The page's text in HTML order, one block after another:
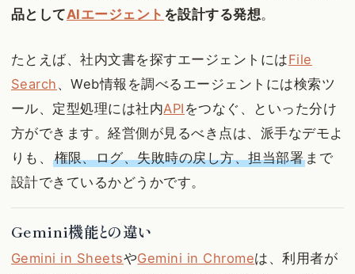
品としてAIエージェント を設計する発想。
たとえば、社内文書を探すエージェントにはFile
Search 、Web情報を調べるエージェントには検索ツ
ール、定型処理には社内API をつなぐ、といった分け
方ができます。経営側が見るべき点は、派手なデモよ
りも、 権限、ログ、失敗時の戻し方、担当部署 まで
設計できているかどうかです。
Gemini機能との違い
Gemini in SheetsやGemini in Chromeは、利用者が